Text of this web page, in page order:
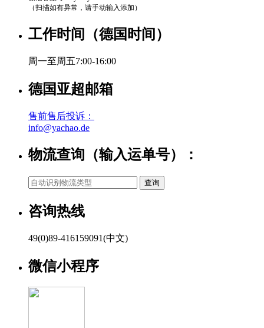
（扫描如有异常，请手动输入添加）
工作时间（德国时间）
周一至周五7:00-16:00
德国亚超邮箱
售前售后投诉：
info@yachao.de
物流查询（输入运单号）：
咨询热线
49(0)89-416159091(中文)
微信小程序